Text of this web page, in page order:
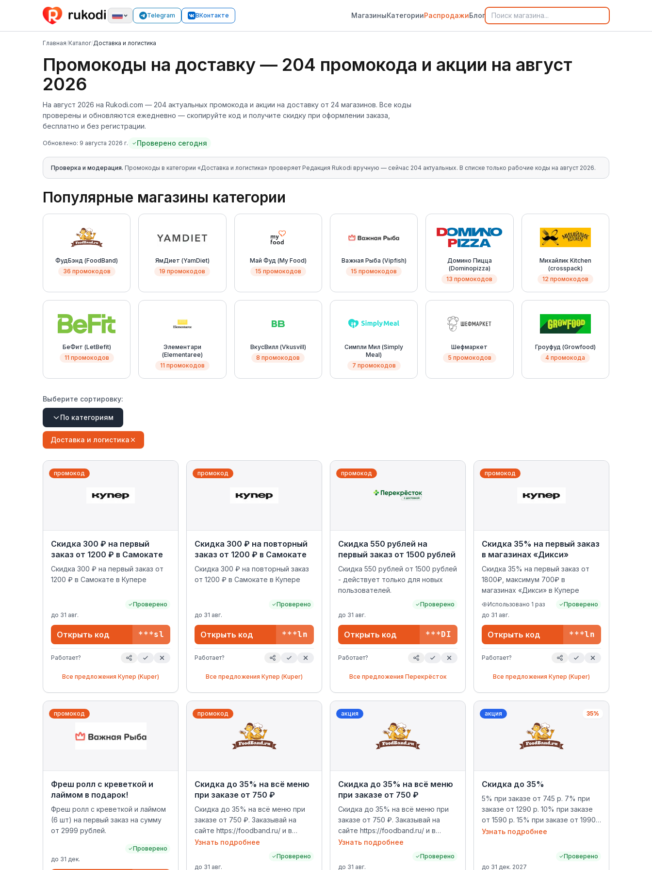
Telegram ВКонтакте МагазиныКатегорииРаспродажиБлог
Главная/Каталог/Доставка и логистика
Промокоды на доставку — 204 промокода и акции на август
2026
На август 2026 на Rukodi.com — 204 актуальных промокода и акции на доставку от 24 магазинов. Все коды
проверены и обновляются ежедневно — скопируйте код и получите скидку при оформлении заказа,
бесплатно и без регистрации.
Обновлено: 9 августа 2026 г. Проверено сегодня
Проверка и модерация. Промокоды в категории «Доставка и логистика» проверяет Редакция Rukodi вручную — сейчас 204 актуальных. В списке только рабочие коды на август 2026.
Популярные магазины категории
ФудБэнд (FoodBand)
36 промокодов
ЯмДиет (YamDiet)
19 промокодов
Май Фуд (My Food)
15 промокодов
Важная Рыба (Vipfish)
15 промокодов
Домино Пицца
(Dominopizza)
13 промокодов
Михайлик Kitchen
(crosspack)
12 промокодов
БеФит (LetBefit)
11 промокодов
Элементари
(Elementaree)
11 промокодов
ВкусВилл (Vkusvill)
8 промокодов
Симпли Мил (Simply
Meal)
7 промокодов
Шефмаркет
5 промокодов
Гроуфуд (Growfood)
4 промокода
Выберите сортировку:
По категориям
Доставка и логистика
промокод
Скидка 300 ₽ на первый
заказ от 1200 ₽ в Самокате
Скидка 300 ₽ на первый заказ от
1200 ₽ в Самокате в Купере
Проверено
до 31 авг.
Открыть код ***sl
Работает?
Все предложения Купер (Kuper)
промокод
Скидка 300 ₽ на повторный
заказ от 1200 ₽ в Самокате
Скидка 300 ₽ на повторный заказ
от 1200 ₽ в Самокате в Купере
Проверено
до 31 авг.
Открыть код ***ln
Работает?
Все предложения Купер (Kuper)
промокод
Скидка 550 рублей на
первый заказ от 1500 рублей
Скидка 550 рублей от 1500 рублей
- действует только для новых
пользователей.
Проверено
до 31 авг.
Открыть код ***DI
Работает?
Все предложения Перекрёсток
промокод
Скидка 35% на первый заказ
в магазинах «Дикси»
Скидка 35% на первый заказ от
1800₽, максимум 700₽ в
магазинах «Дикси» в Купере
Использовано 1 раз
Проверено
до 31 авг.
Открыть код ***ln
Работает?
Все предложения Купер (Kuper)
промокод
Фреш ролл с креветкой и
лаймом в подарок!
Фреш ролл с креветкой и лаймом
(6 шт) на первый заказ на сумму
от 2999 рублей.
Проверено
до 31 дек.
промокод
Скидка до 35% на всё меню
при заказе от 750 ₽
Скидка до 35% на всё меню при
заказе от 750 ₽. Заказывай на
сайте https://foodband.ru/ и в
приложении. Круглосуточная
Узнать подробнее
Проверено
до 31 авг.
акция
Скидка до 35% на всё меню
при заказе от 750 ₽
Скидка до 35% на всё меню при
заказе от 750 ₽. Заказывай на
сайте https://foodband.ru/ и в
приложении. Круглосуточная
Узнать подробнее
Проверено
до 31 авг.
акция 35%
Скидка до 35%
5% при заказе от 745 р. 7% при
заказе от 1290 р. 10% при заказе
от 1590 р. 15% при заказе от 1990
р. 20% при заказе от 2590 р. 25%
Узнать подробнее
Проверено
до 31 дек. 2027